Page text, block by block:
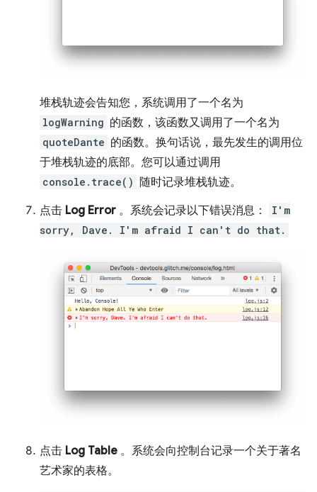
堆栈轨迹会告知您，系统调用了一个名为
logWarning 的函数，该函数又调用了一个名为
quoteDante 的函数。换句话说，最先发生的调用位
于堆栈轨迹的底部。您可以通过调用
console.trace()
随时记录堆栈轨迹。
点击 Log Error 。系统会记录以下错误消息：
I'm
sorry, Dave. I'm afraid I can't do that.
点击 Log Table 。系统会向控制台记录一个关于著名
艺术家的表格。